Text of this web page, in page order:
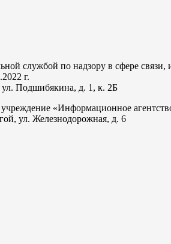
службой по надзору в сфере
г.
Подшибякина, д. 1, к. 2Б
«Информационное
ул. Железнодорожная, д. 6